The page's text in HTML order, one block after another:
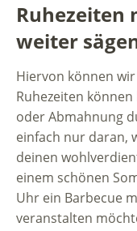
Ruhezeiten
weiter
Hiervon können
Ruhezeiten
oder Abmahnung
einfach nur daran,
deinen
einem schönen
Uhr ein Barbecue
veranstalten